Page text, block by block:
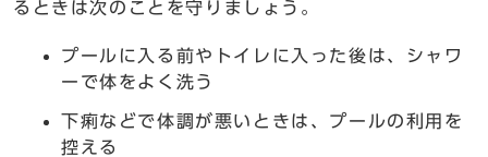
るときは次のことを守りましょう。
プールに入る前やトイレに入った後は、シャワ
ーで体をよく洗う
下痢などで体調が悪いときは、プールの利用を
控える